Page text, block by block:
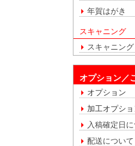
年賀はがき
スキャニング
スキャニング
オプション／
オプション
加工オプショ
入稿確定日
配送について